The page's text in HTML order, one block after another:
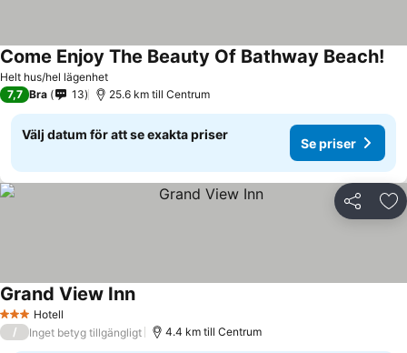
Helt hus/hel lägenhet
Come Enjoy The Beauty Of Bathway Beach!
7,7 Bra 13 25.6 km till Centrum
Välj datum för att se exakta priser
Se priser
Dela
3 StjärnorHotell
Grand View Inn
/ Inget betyg tillgängligt 4.4 km till Centrum